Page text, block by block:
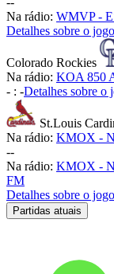
Na rádio: WMVP -
Detalhes sobre o jogo
Colorado Rockies
Na rádio: KOA 850
- : -Detalhes sobre o
St.Louis
Na rádio: KMOX -
--
Na rádio: KMOX -
FM
Detalhes sobre o jogo
Partidas atuais